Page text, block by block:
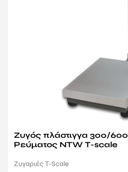
Ζυγός πλάστιγγα 300/
Ρεύματος NTW T-scale
Ζυγαριές T-Scale